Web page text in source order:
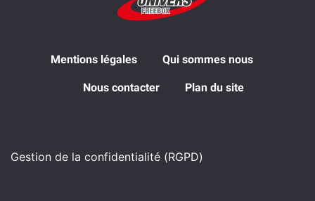
Mentions légales Qui sommes nous
Nous contacter Plan du site
Gestion de la confidentialité (RGPD)